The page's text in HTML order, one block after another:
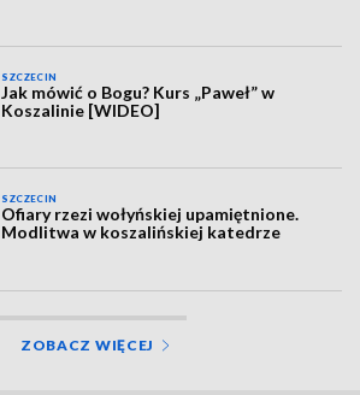
SZCZECIN
Jak mówić o Bogu? Kurs „Paweł” w
Koszalinie [WIDEO]
SZCZECIN
Ofiary rzezi wołyńskiej upamiętnione.
Modlitwa w koszalińskiej katedrze
ZOBACZ WIĘCEJ